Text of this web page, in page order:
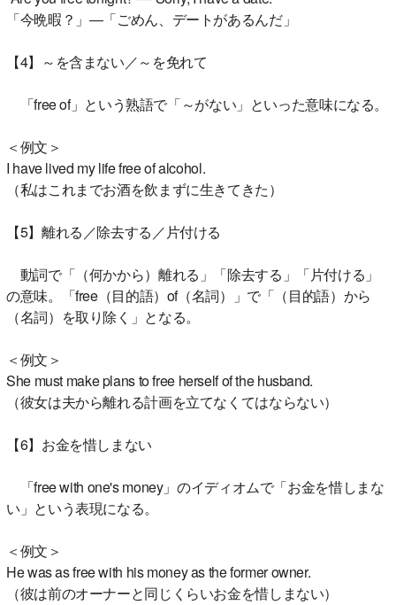
「今晩暇？」―「ごめん、デートがあるんだ」
【4】～を含まない／～を免れて
「free of」という熟語で「～がない」といった意味になる。
＜例文＞
I have lived my life free of alcohol.
（私はこれまでお酒を飲まずに生きてきた）
【5】離れる／除去する／片付ける
動詞で「（何かから）離れる」「除去する」「片付ける」
の意味。「free（目的語）of（名詞）」で「（目的語）から
（名詞）を取り除く」となる。
＜例文＞
She must make plans to free herself of the husband.
（彼女は夫から離れる計画を立てなくてはならない）
【6】お金を惜しまない
「free with one's money」のイディオムで「お金を惜しまな
い」という表現になる。
＜例文＞
He was as free with his money as the former owner.
（彼は前のオーナーと同じくらいお金を惜しまない）